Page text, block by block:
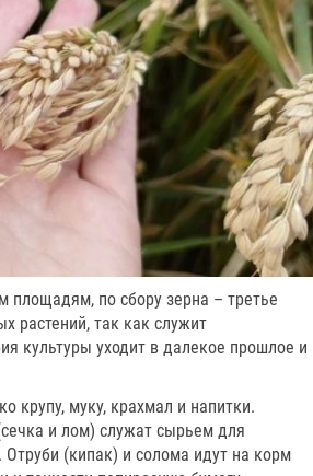
площадям, по сбору зерна – третье
растений, так как служит
культуры уходит в далекое прошлое и
крупу, муку, крахмал и напитки.
и лом) служат сырьем для
(кипак) и солома идут на корм